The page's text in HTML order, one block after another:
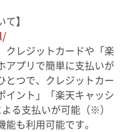
】
クレジットカードや「楽
アプリで簡単に支払いが
とつで、クレジットカー
イント」「楽天キャッシ
る支払いが可能（※）
も利用可能です。